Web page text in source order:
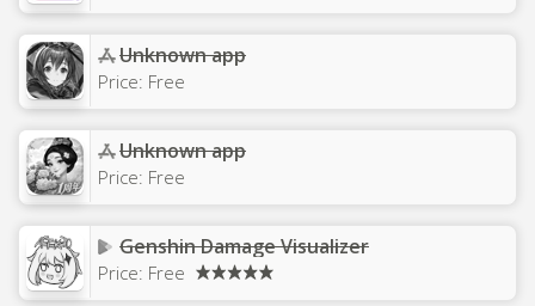
Unknown app
Price: Free
Unknown app
Price: Free
Genshin Damage Visualizer
Price: Free